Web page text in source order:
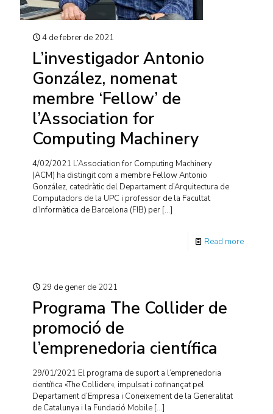
4 de febrer de 2021
L’investigador Antonio
González, nomenat
membre ‘Fellow’ de
l’Association for
Computing Machinery
4/02/2021 L’Association for Computing Machinery
(ACM) ha distingit com a membre Fellow Antonio
González, catedràtic del Departament d’Arquitectura de
Computadors de la UPC i professor de la Facultat
d’Informàtica de Barcelona (FIB) per […]
Read more
29 de gener de 2021
Programa The Collider de
promoció de
l’emprenedoria científica
29/01/2021 El programa de suport a l’emprenedoria
científica «The Collider«, impulsat i cofinançat pel
Departament d’Empresa i Coneixement de la Generalitat
de Catalunya i la Fundació Mobile […]